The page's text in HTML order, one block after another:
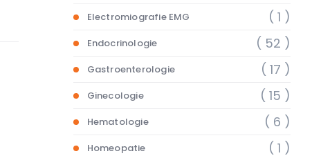
Electromiografie EMG ( 1 )
Endocrinologie ( 52 )
Gastroenterologie ( 17 )
Ginecologie ( 15 )
Hematologie ( 6 )
Homeopatie ( 1 )